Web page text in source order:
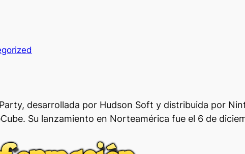
desarrollada por Hudson Soft y distribuida por
Su lanzamiento en Norteamérica fue el 6 de